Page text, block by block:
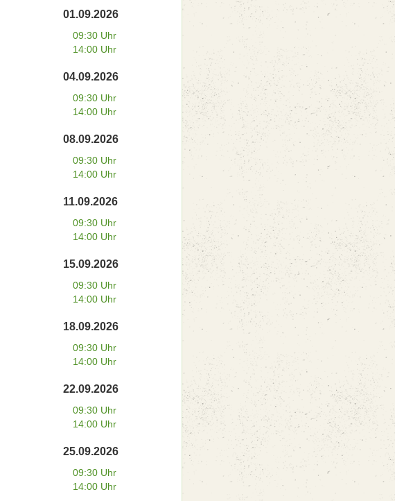
01.09.2026
09:30 Uhr
14:00 Uhr
04.09.2026
09:30 Uhr
14:00 Uhr
08.09.2026
09:30 Uhr
14:00 Uhr
11.09.2026
09:30 Uhr
14:00 Uhr
15.09.2026
09:30 Uhr
14:00 Uhr
18.09.2026
09:30 Uhr
14:00 Uhr
22.09.2026
09:30 Uhr
14:00 Uhr
25.09.2026
09:30 Uhr
14:00 Uhr